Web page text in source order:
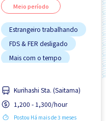
Meio período
Estrangeiro trabalhando
FDS & FER desligado
Mais com o tempo
Preferência por Mulheres
Sem experiência OK
Serviço de Ônibus da
Estação Próxima
Kurihashi Sta. (Saitama)
1,200 - 1,300/hour
Postou Há mais de 3 meses